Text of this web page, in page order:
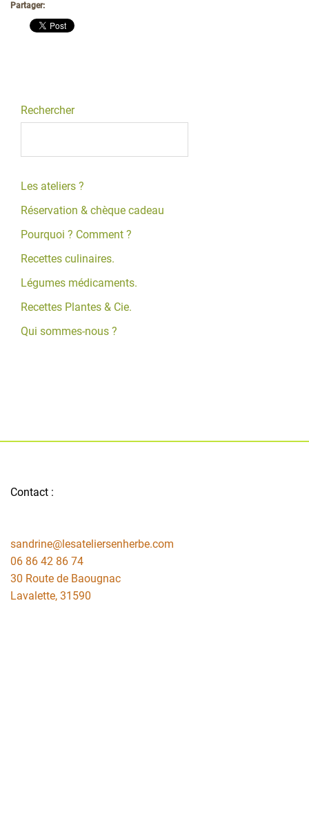
Partager:
Rechercher
Les ateliers ?
Réservation & chèque cadeau
Pourquoi ? Comment ?
Recettes culinaires.
Légumes médicaments.
Recettes Plantes & Cie.
Qui sommes-nous ?
Contact :
sandrine@lesateliersenherbe.com
06 86 42 86 74
30 Route de Baougnac
Lavalette, 31590